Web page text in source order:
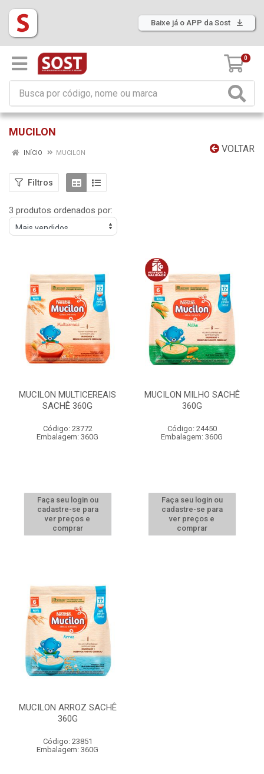
Baixe já o APP da Sost
0
MUCILON
VOLTAR
INÍCIO MUCILON
Filtros
3 produtos ordenados por:
MUCILON MULTICEREAIS
SACHÊ 360G
Código: 23772
Embalagem: 360G
Faça seu login ou
cadastre-se para
ver preços e
comprar
MUCILON MILHO SACHÊ
360G
Código: 24450
Embalagem: 360G
Faça seu login ou
cadastre-se para
ver preços e
comprar
MUCILON ARROZ SACHÊ
360G
Código: 23851
Embalagem: 360G